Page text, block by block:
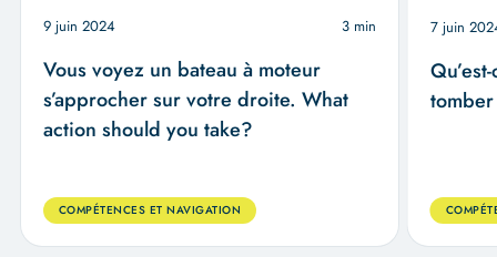
9 juin 2024 3 min
Vous voyez un bateau à moteur
s’approcher sur votre droite. What
action should you take?
COMPÉTENCES ET NAVIGATION
7 juin